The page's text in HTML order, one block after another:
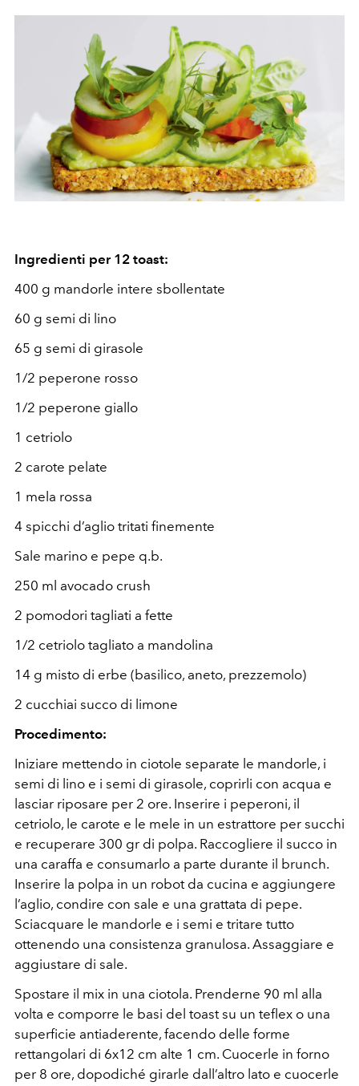
Ingredienti per 12 toast:
400 g mandorle intere sbollentate
60 g semi di lino
65 g semi di girasole
1/2 peperone rosso
1/2 peperone giallo
1 cetriolo
2 carote pelate
1 mela rossa
4 spicchi d’aglio tritati finemente
Sale marino e pepe q.b.
250 ml avocado crush
2 pomodori tagliati a fette
1/2 cetriolo tagliato a mandolina
14 g misto di erbe (basilico, aneto, prezzemolo)
2 cucchiai succo di limone
Procedimento:
Iniziare mettendo in ciotole separate le mandorle, i
semi di lino e i semi di girasole, coprirli con acqua e
lasciar riposare per 2 ore. Inserire i peperoni, il
cetriolo, le carote e le mele in un estrattore per succhi
e recuperare 300 gr di polpa. Raccogliere il succo in
una caraffa e consumarlo a parte durante il brunch.
Inserire la polpa in un robot da cucina e aggiungere
l’aglio, condire con sale e una grattata di pepe.
Sciacquare le mandorle e i semi e tritare tutto
ottenendo una consistenza granulosa. Assaggiare e
aggiustare di sale.
Spostare il mix in una ciotola. Prenderne 90 ml alla
volta e comporre le basi del toast su un teflex o una
superficie antiaderente, facendo delle forme
rettangolari di 6x12 cm alte 1 cm. Cuocerle in forno
per 8 ore, dopodiché girarle dall’altro lato e cuocerle